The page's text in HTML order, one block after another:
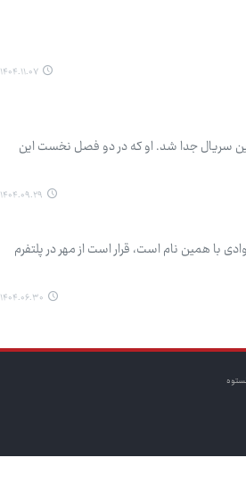
۱۴۰۴.۱۱.۰۷
سریال جدا شد. او که در دو فصل نخست این
۱۴۰۴.۰۹.۲۹
با همین نام است، قرار است از مهر در پلتفرم
۱۴۰۴.۰۶.۳۰